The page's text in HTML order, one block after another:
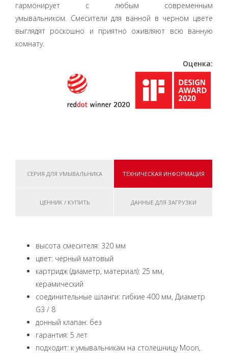
гармонирует с любым современным
умывальником. Смесители для ванной в черном цвете
выглядят роскошно и приятно оживляют всю ванную
комнату.
Оценка:
СЕРИЯ ДЛЯ УМЫВАЛЬНИКА ТЕХНИЧЕСКАЯ ИНФОРМАЦИЯ
ЦЕННИК / КУПИТЬ ДАННЫЕ ДЛЯ ЗАГРУЗКИ
высота смесителя: 320 мм
цвет: черный матовый
картридж (диаметр, материал): 25 мм,
керамический
соединительные шланги: гибкие 400 мм, Диаметр
G3 / 8
донный клапан: без
гарантия: 5 лет
подходит: к умывальникам на столешницу Moon,